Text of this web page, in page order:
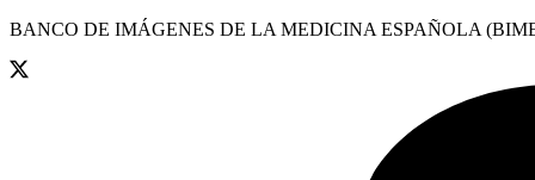
BANCO DE IMÁGENES DE LA MEDICINA ESPAÑOLA